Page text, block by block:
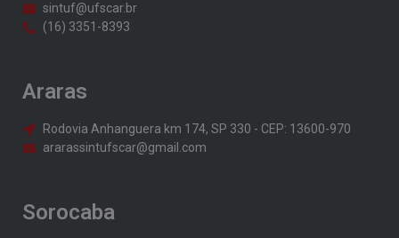
sintuf@ufscar.br
(16) 3351-8393
Araras
Rodovia Anhanguera km 174, SP 330 - CEP: 13600-970
ararassintufscar@gmail.com
Sorocaba